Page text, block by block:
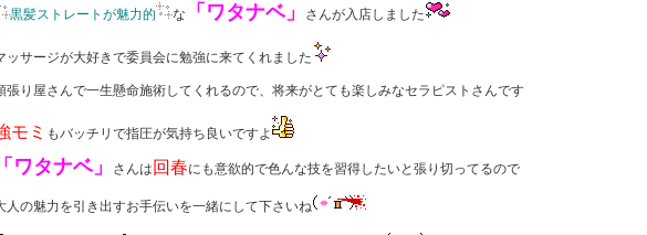
黒髪ストレートが魅力的 な 「ワタナベ」 さんが入店しました
ッサージが大好きで委員会に勉強に来てくれました
張り屋さんで一生懸命施術してくれるので、将来がとても楽しみなセラピストさんです
モミ もバッチリで指圧が気持ち良いですよ
ワタナベ」 さんは 回春にも意欲的で色んな技を習得したいと張り切ってるので
人の魅力を引き出すお手伝いを一緒にして下さいね